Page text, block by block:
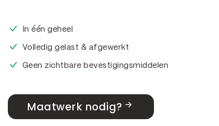
In één geheel
Volledig gelast & afgewerkt
Geen zichtbare bevestigingsmiddelen
Maatwerk nodig?